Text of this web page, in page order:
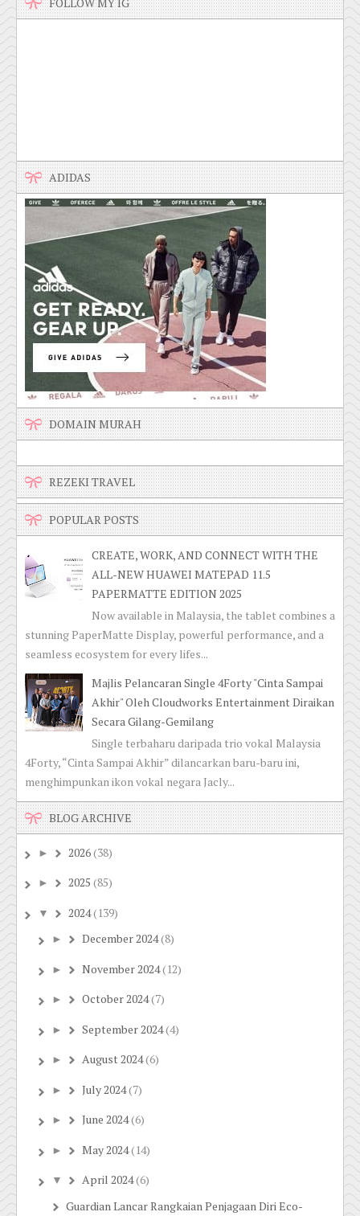
FOLLOW MY IG
ADIDAS
DOMAIN MURAH
REZEKI TRAVEL
POPULAR POSTS
CREATE, WORK, AND CONNECT WITH THE
ALL-NEW HUAWEI MATEPAD 11.5
PAPERMATTE EDITION 2025
Now available in Malaysia, the tablet combines a
stunning PaperMatte Display, powerful performance, and a
seamless ecosystem for every lifes...
Majlis Pelancaran Single 4Forty "Cinta Sampai
Akhir" Oleh Cloudworks Entertainment Diraikan
Secara Gilang-Gemilang
Single terbaharu daripada trio vokal Malaysia
4Forty, “Cinta Sampai Akhir” dilancarkan baru-baru ini,
menghimpunkan ikon vokal negara Jacly...
BLOG ARCHIVE
► 2026(38)
► 2025 (85)
▼ 2024(139)
► December 2024(8)
► November 2024(12)
► October 2024(7)
► September 2024(4)
► August 2024(6)
► July 2024(7)
► June 2024(6)
► May 2024(14)
▼ April 2024(6)
Guardian Lancar Rangkaian Penjagaan Diri Eco-